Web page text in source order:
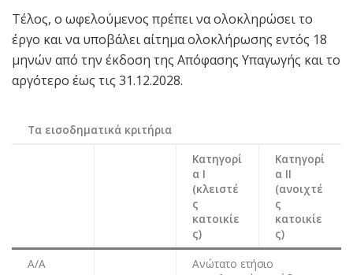
Τέλος, ο ωφελούμενος πρέπει να ολοκληρώσει το
έργο και να υποβάλει αίτημα ολοκλήρωσης εντός 18
μηνών από την έκδοση της Απόφασης Υπαγωγής και το
αργότερο έως τις 31.12.2028.
Τα εισοδηματικά κριτήρια
Κατηγορί
α Ι
(κλειστέ
ς
κατοικίε
ς)
Κατηγορί
α ΙΙ
(ανοιχτέ
ς
κατοικίε
ς)
Α/Α
Ανώτατο ετήσιο